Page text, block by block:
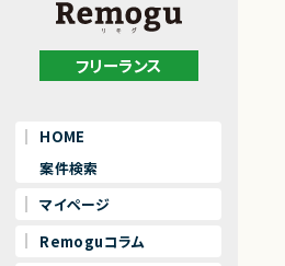
フリーランス
HOME
案件検索
マイページ
Remoguコラム